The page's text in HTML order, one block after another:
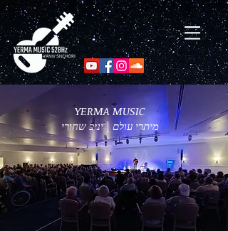
​YERMA MUSIC
מיתרי עולם | יניב שחורי